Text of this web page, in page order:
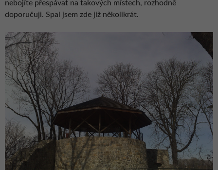
nebojíte přespávat na takových místech, rozhodně
doporučuji. Spal jsem zde již několikrát.